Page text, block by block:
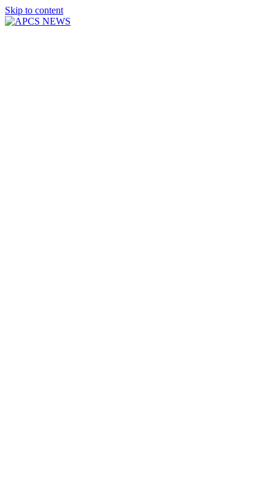
Skip to content